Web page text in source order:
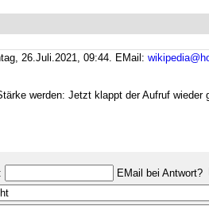
26.Juli.2021, 09:44. EMail:
werden: Jetzt klappt der Aufruf wieder
EMail bei Antwort?